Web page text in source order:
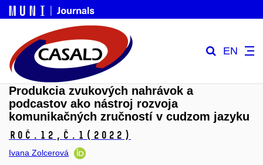
EN
Produkcia zvukových nahrávok a
podcastov ako nástroj rozvoja
komunikačných zručností v cudzom jazyku
Roč.12, č.1 (2022)
Ivana Zolcerová